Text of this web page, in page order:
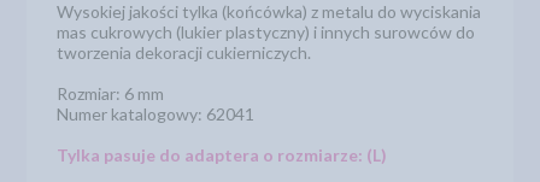
Wysokiej jakości tylka (końcówka) z metalu do wyciskania
mas cukrowych (lukier plastyczny) i innych surowców do
tworzenia dekoracji cukierniczych.
Rozmiar: 6 mm
Numer katalogowy: 62041
Tylka pasuje do adaptera o rozmiarze: (L)